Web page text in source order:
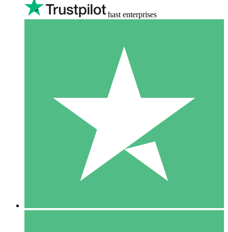
hast enterprises